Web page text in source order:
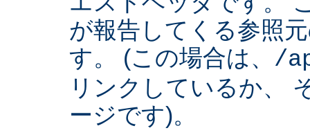
が報告してくる参照
す。 (この場合は、 /
リンクしているか、
ージです)。